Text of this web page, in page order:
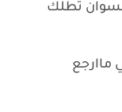
نسوان تطلك
ماارجع